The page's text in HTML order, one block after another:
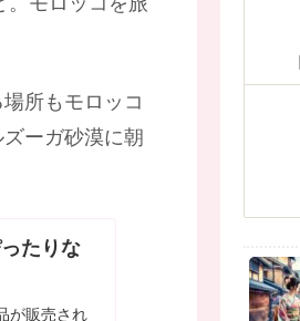
所もモロッコ
ーガ砂漠に朝
たりな
が販売され